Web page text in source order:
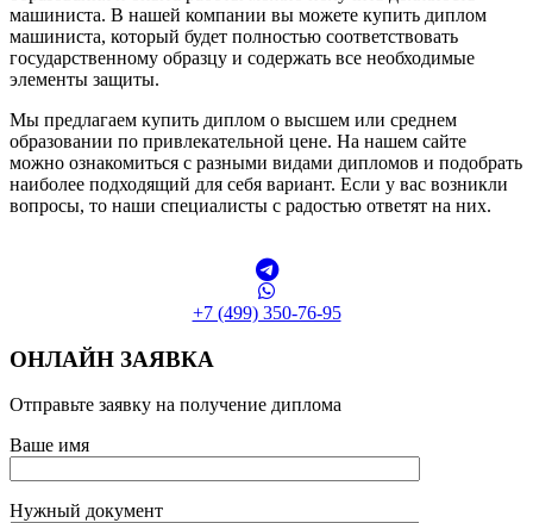
машиниста. В нашей компании вы можете купить диплом
машиниста, который будет полностью соответствовать
государственному образцу и содержать все необходимые
элементы защиты.
Мы предлагаем купить диплом о высшем или среднем
образовании по привлекательной цене. На нашем сайте
можно ознакомиться с разными видами дипломов и подобрать
наиболее подходящий для себя вариант. Если у вас возникли
вопросы, то наши специалисты с радостью ответят на них.
+7 (499) 350-76-95
ОНЛАЙН ЗАЯВКА
Отправьте заявку на получение диплома
Ваше имя
Нужный документ